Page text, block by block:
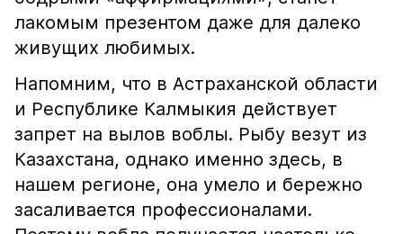
лакомым презентом даже для далеко
живущих любимых.
Напомним, что в Астраханской области
и Республике Калмыкия действует
запрет на вылов воблы. Рыбу везут из
Казахстана, однако именно здесь, в
нашем регионе, она умело и бережно
засаливается профессионалами.